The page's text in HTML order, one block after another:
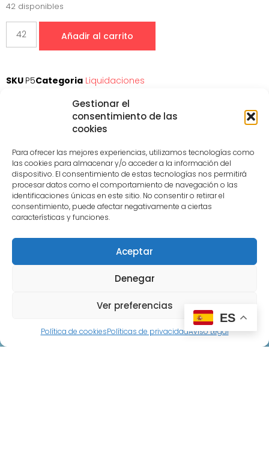
Gestionar el
consentimiento de las
cookies
Para ofrecer las mejores experiencias, utilizamos tecnologías como
las cookies para almacenar y/o acceder a la información del
dispositivo. El consentimiento de estas tecnologías nos permitirá
procesar datos como el comportamiento de navegación o las
identificaciones únicas en este sitio. No consentir o retirar el
consentimiento, puede afectar negativamente a ciertas
características y funciones.
Aceptar
Denegar
Ver preferencias
Política de cookiesPolíticas de privacidadAviso Legal
42 disponibles
Añadir al carrito
SKU P5Categoria Liquidaciones
Paginas legales
Políticas de privacidad
Políticas de reembolso
+34 657 645 297
C/Primera 8, Castillejo de Salvatierra
alfpen5@gmail.com
ES